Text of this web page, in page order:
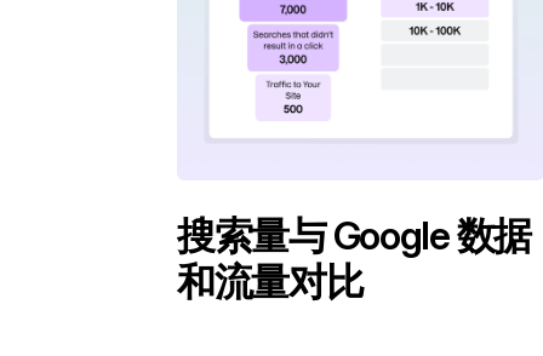
搜索量与 Google 数据
和流量对比